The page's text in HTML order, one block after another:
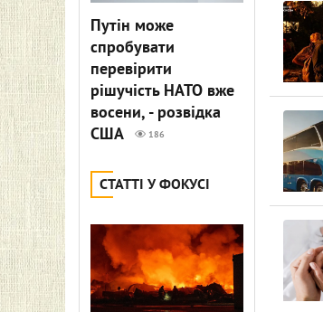
Путін може
спробувати
перевірити
рішучість НАТО вже
восени, - розвідка
США
186
СТАТТІ У ФОКУСІ